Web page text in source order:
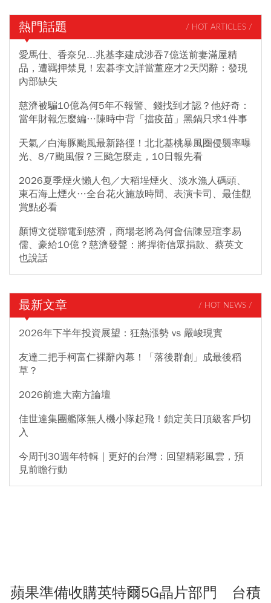
熱門話題 / HOT ARTICLES /
愛馬仕、香奈兒...兆基李建成涉吞7億送前妻滿屋精
品，遭羈押禁見！宏碁李文詳當董座才2天閃辭：發現
內部缺失
慈濟被騙10億為何5年不報警、錢找到才認？他好奇：
當年財報怎麼編…陳時中背「擋疫苗」黑鍋只求1件事
天氣／白海豚颱風最新路徑！北北基桃暴風圈侵襲率曝
光、8/7颱風假？三颱怎麼走，10日報先看
2026夏季煙火懶人包／大稻埕煙火、淡水漁人碼頭、
東石海上煙火…全台花火施放時間、表演卡司、最佳觀
賞點必看
顏博文從聯電到慈濟，商場老將為何會信陳昱瑄李易
儒、豪給10億？慈濟發聲：將捍衛信眾捐款、蔡英文
也說話
最新文章 / HOT NEWS /
2026年下半年投資展望：狂熱漲勢 vs 嚴峻現實
友達二把手柯富仁裸辭內幕！「落後群創」成最後稻
草？
2026前進大南方論壇
佳世達集團艦隊無人機小隊起飛！鎖定美日頂級客戶切
入
今周刊30週年特輯｜更好的台灣：回望精彩風雲，預
見前瞻行動
蘋果準備收購英特爾5G晶片部門 台積